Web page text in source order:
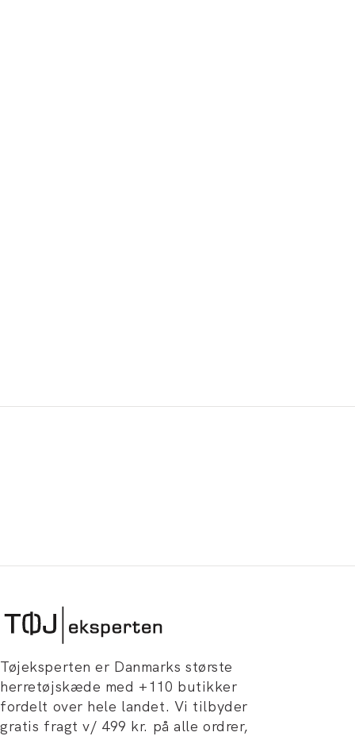
Tøjeksperten er Danmarks største
herretøjskæde med +110 butikker
fordelt over hele landet. Vi tilbyder
gratis fragt v/ 499 kr. på alle ordrer,